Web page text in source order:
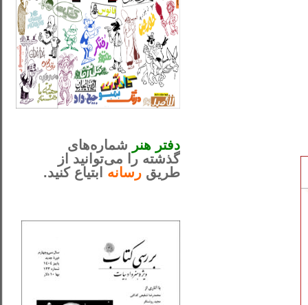
دفتر هنر شماره‌های
گذشته را می‌توانید از
طریق رسانه ابتیاع کنید.